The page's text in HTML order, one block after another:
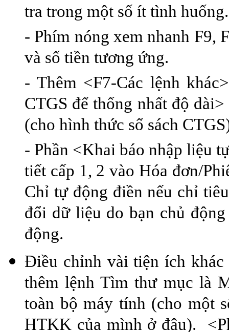
tra trong một số ít tình
- Phím nóng xem nhanh F9,
và số tiền tương ứng.
- Thêm <F7-Các lệnh
CTGS để thống nhất độ
(cho hình thức sổ sách
- Phần <Khai báo nhập liệu
tiết cấp 1, 2 vào Hóa đơn/
Chỉ tự động điền nếu chỉ
đổi dữ liệu do bạn chủ
động.
Điều chỉnh vài tiện ích khác
thêm lệnh Tìm thư mục là
toàn bộ máy tính (cho một
HTKK của mình ở đâu).